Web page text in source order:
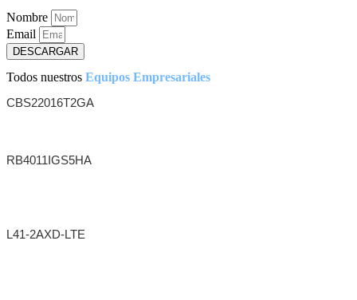
Nombre
Email
DESCARGAR
Todos nuestros Equipos Empresariales
CBS22016T2GA
RB4011IGS5HA
L41-2AXD-LTE